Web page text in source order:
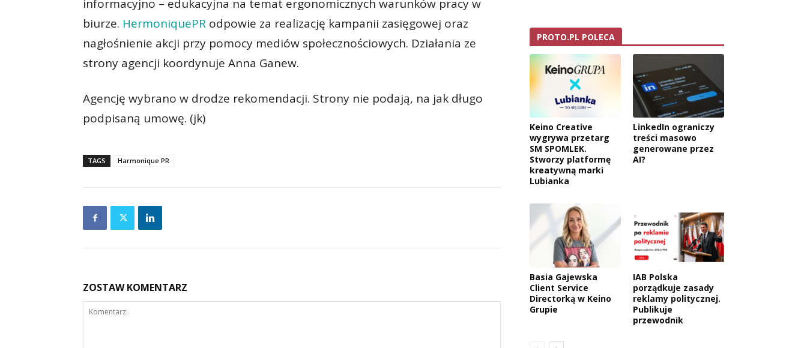
informacyjno – edukacyjna na temat ergonomicznych warunków pracy w
biurze. HermoniquePR odpowie za realizację kampanii zasięgowej oraz
nagłośnienie akcji przy pomocy mediów społecznościowych. Działania ze
strony agencji koordynuje Anna Ganew.
Agencję wybrano w drodze rekomendacji. Strony nie podają, na jak długo
podpisaną umowę. (jk)
TAGS Harmonique PR
ZOSTAW KOMENTARZ
PROTO.PL POLECA
Keino Creative
wygrywa przetarg
SM SPOMLEK.
Stworzy platformę
kreatywną marki
Lubianka
LinkedIn ograniczy
treści masowo
generowane przez
AI?
Basia Gajewska
Client Service
Directorką w Keino
Grupie
IAB Polska
porządkuje zasady
reklamy politycznej.
Publikuje
przewodnik